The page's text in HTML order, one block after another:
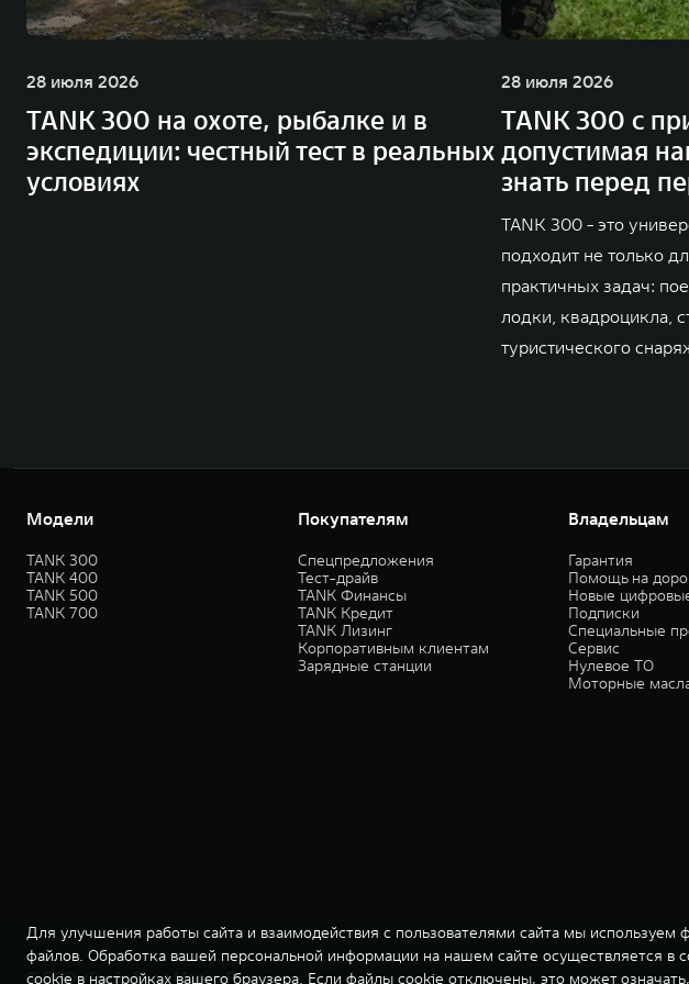
28 июля 2026
TANK 300 на охоте, рыбалке и в
экспедиции: честный тест в реальных
условиях
28 июля 2026
TANK 300 с
допустимая
знать перед
TANK 300 - это
подходит не только
практичных задач:
лодки, квадроцикла,
туристического
Модели
TANK 300
TANK 400
TANK 500
TANK 700
Покупателям
Спецпредложения
Тест-драйв
TANK Финансы
TANK Кредит
TANK Лизинг
Корпоративным клиентам
Зарядные станции
Владельцам
Гарантия
Помощь на
Новые
Подписки
Специальные
Сервис
Нулевое ТО
Моторные
© ООО «Грейт Волл Мотор Рус»
Для улучшения работы сайта и взаимодействия с пользователями сайта мы
файлов. Обработка вашей персональной информации на нашем сайте осуществляется в
cookie в настройках вашего браузера. Если файлы cookie отключены, это может